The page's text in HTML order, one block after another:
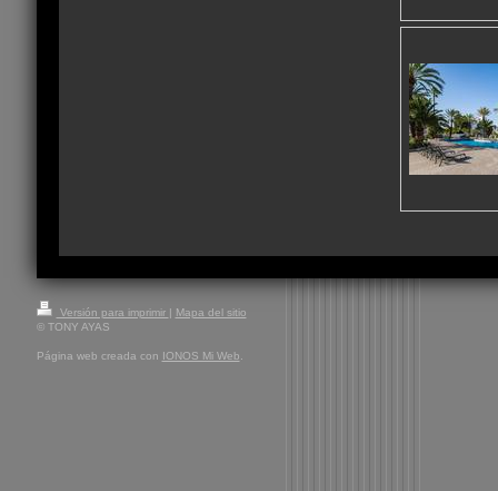
Versión para imprimir | Mapa del sitio
© TONY AYAS
Página web creada con IONOS Mi Web